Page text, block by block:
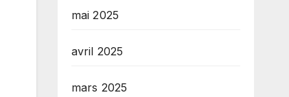
mai 2025
avril 2025
mars 2025